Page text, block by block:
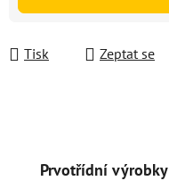
Tisk Zeptat se
Prvotřídní výrobky